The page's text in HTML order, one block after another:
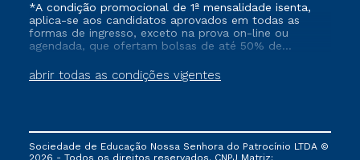
abrir todas as condições vigentes
*A condição promocional de 1ª mensalidade isenta,
aplica-se aos candidatos aprovados em todas as
formas de ingresso, exceto na prova on-line ou
agendada, que ofertam bolsas de até 50% de
que ainda não tenham efetivado e/ou não tenham
cancelado ou trancado sua matrícula em uma das
via FIES, Prouni e outros programas governamentais, e
não se acumula com nenhuma outra campanha
Sociedade de Educação Nossa Senhora do Patrocínio LTDA ©
2026 - Todos os direitos reservados. CNPJ Matriz: